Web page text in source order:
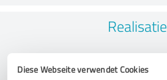
Diese Webseite verwendet Cookies
Realisatie